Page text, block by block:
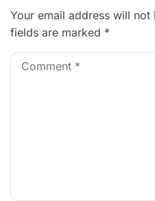
Your email address will not
fields are marked *